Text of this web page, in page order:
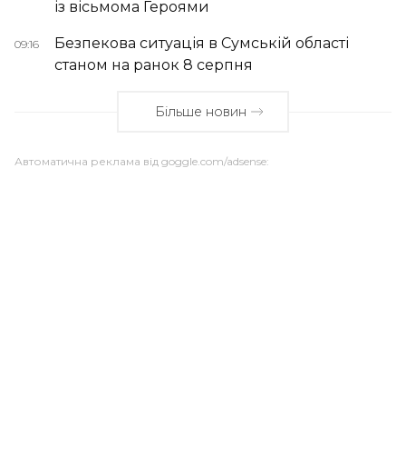
із вісьмома Героями
09:16
Безпекова ситуація в Сумській області
станом на ранок 8 серпня
Більше новин
Автоматична реклама від goggle.com/adsense: